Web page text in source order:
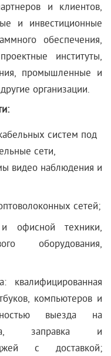
и клиентов,
и инвестиционные
обеспечения,
институты,
промышленные и
организации.
систем под
сети,
видео наблюдения и
сетей;
и офисной техники,
оборудования,
: квалифицированная
компьютеров и
выезда на
заправка и
с доставкой;